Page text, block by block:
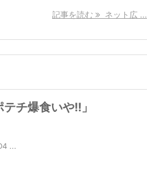
記事を読む ネット広 ...
チ爆食いや!!」
...